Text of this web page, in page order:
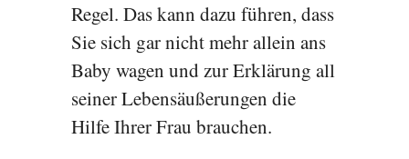
Regel. Das kann dazu führen, dass
Sie sich gar nicht mehr allein ans
Baby wagen und zur Erklärung all
seiner Lebensäußerungen die
Hilfe Ihrer Frau brauchen.